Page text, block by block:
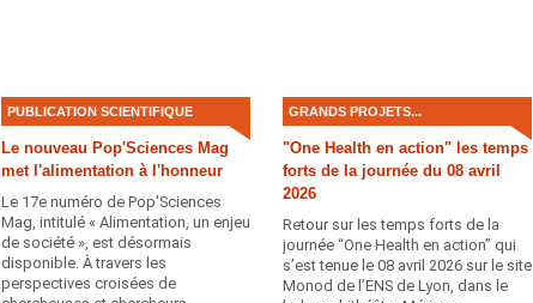
PUBLICATION SCIENTIFIQUE
Le nouveau Pop'Sciences Mag
met l'alimentation à l'honneur
Le 17e numéro de Pоp'Sciences
Mag, intitulé « Alimentation, un enjeu
de société », est désormais
disponible․ À travers les
perspectives croisées de
GRANDS PROJETS...
"One Health en action" les temps
forts de la journée du 08 avril
2026
Retour sur les temps forts de la
journée “One Health en action” qui
s’est tenue le 08 avril 2026 sur le site
Monod de l’ENS de Lyon, dans le